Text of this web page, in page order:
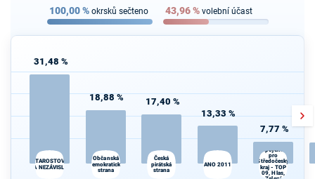
100,00% okrsků sečteno 43,96% volební účast
31,48 %
STAROSTOVÉ
A NEZÁVISLÍ
18,88 %
Občanská
demokratická
strana
17,40 %
Česká
pirátská
strana
13,33 %
ANO 2011
7,77 %
Spojenci
pro
Středočeský
kraj - TOP
09, Hlas,